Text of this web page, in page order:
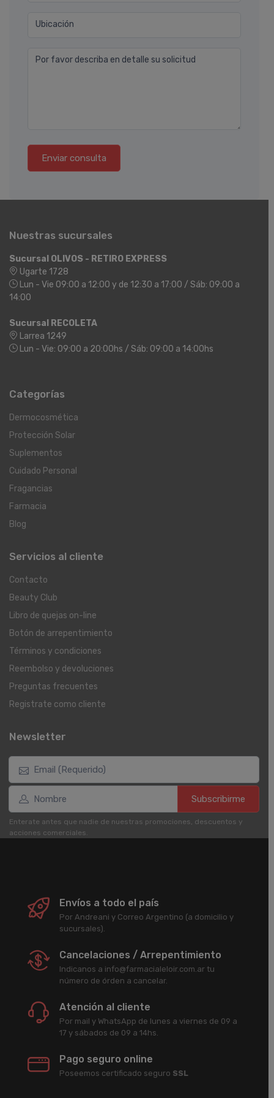
Ubicación
Por favor describa en detalle su solicitud
Enviar consulta
Nuestras sucursales
Sucursal OLIVOS - RETIRO EXPRESS
Ugarte 1728
Lun - Vie 09:00 a 12:00 y de 12:30 a 17:00 / Sáb: 09:00 a
14:00
Sucursal RECOLETA
Larrea 1249
Lun - Vie: 09:00 a 20:00hs / Sáb: 09:00 a 14:00hs
Categorías
Dermocosmética
Protección Solar
Suplementos
Cuidado Personal
Fragancias
Farmacia
Blog
Servicios al cliente
Contacto
Beauty Club
Libro de quejas on-line
Botón de arrepentimiento
Términos y condiciones
Reembolso y devoluciones
Preguntas frecuentes
Registrate como cliente
Newsletter
Subscribirme
Enterate antes que nadie de nuestras promociones, descuentos y
acciones comerciales.
Envíos a todo el país
Por Andreani y Correo Argentino (a domicilio y
sucursales).
Cancelaciones / Arrepentimiento
Indicanos a info@farmacialeloir.com.ar tu
número de órden a cancelar.
Atención al cliente
Por mail y WhatsApp de lunes a viernes de 09 a
17 y sábados de 09 a 14hs.
Pago seguro online
Poseemos certificado seguro SSL